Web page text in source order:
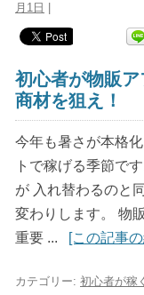
月1日
初心者が物販
商材を狙え！
今年も暑さが本格
トで稼げる季節で
が 入れ替わるのと
変わりします。 物
重要 ...
[この記事
カテゴリー: 初心者が稼